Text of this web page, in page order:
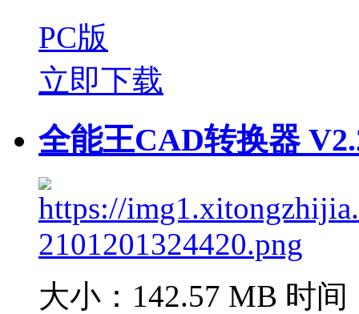
PC版
立即下载
全能王CAD转换器
大小：142.57 MB 时间